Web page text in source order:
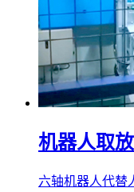
机器人取
六轴机器人代替